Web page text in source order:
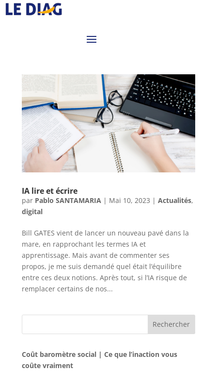
IA lire et écrire
par Pablo SANTAMARIA | Mai 10, 2023 | Actualités,
digital
Bill GATES vient de lancer un nouveau pavé dans la
mare, en rapprochant les termes IA et
apprentissage. Mais avant de commenter ses
propos, je me suis demandé quel était l’équilibre
entre ces deux notions. Après tout, si l’IA risque de
remplacer certains de nos...
Rechercher
Coût baromètre social | Ce que l’inaction vous
coûte vraiment